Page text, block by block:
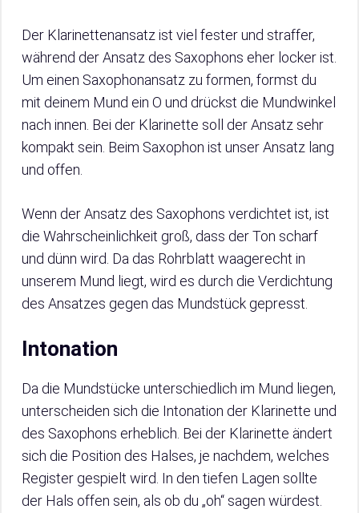
Der Klarinettenansatz ist viel fester und straffer,
während der Ansatz des Saxophons eher locker ist.
Um einen Saxophonansatz zu formen, formst du
mit deinem Mund ein O und drückst die Mundwinkel
nach innen. Bei der Klarinette soll der Ansatz sehr
kompakt sein. Beim Saxophon ist unser Ansatz lang
und offen.
Wenn der Ansatz des Saxophons verdichtet ist, ist
die Wahrscheinlichkeit groß, dass der Ton scharf
und dünn wird. Da das Rohrblatt waagerecht in
unserem Mund liegt, wird es durch die Verdichtung
des Ansatzes gegen das Mundstück gepresst.
Intonation
Da die Mundstücke unterschiedlich im Mund liegen,
unterscheiden sich die Intonation der Klarinette und
des Saxophons erheblich. Bei der Klarinette ändert
sich die Position des Halses, je nachdem, welches
Register gespielt wird. In den tiefen Lagen sollte
der Hals offen sein, als ob du „oh“ sagen würdest.